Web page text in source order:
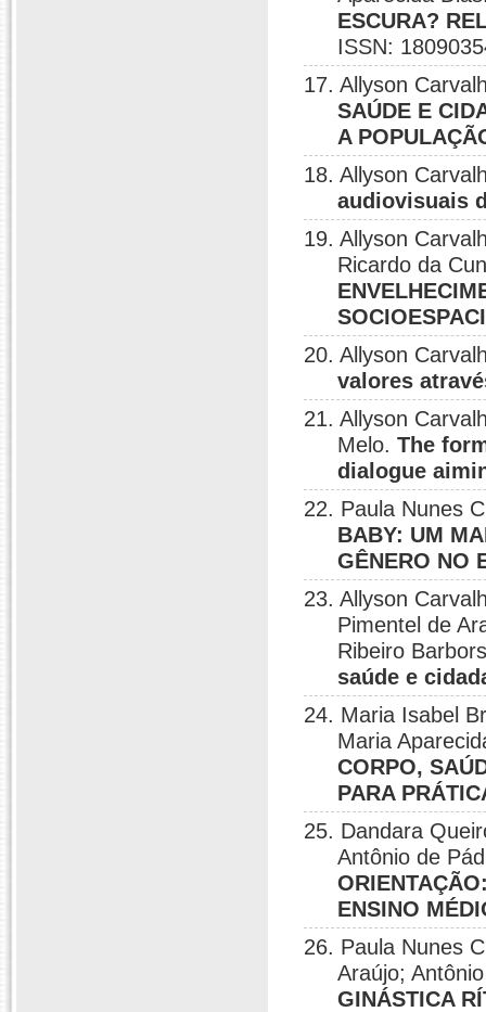
ESCURA?
ISSN:
17. Allyson
SAÚDE E
A
18. Allyson
audiovisuais
19. Allyson
Ricardo da
20. Allyson
valores
21. Allyson
Melo.The
dialogue
22. Paula Nunes
BABY: UM
GÊNERO NO
23. Allyson
Pimentel de
Ribeiro
saúde e
24. Maria Isabel
Maria
CORPO,
PARA
25. Dandara
Antônio de
ENSINO
26. Paula Nunes
Araújo;
GINÁSTICA